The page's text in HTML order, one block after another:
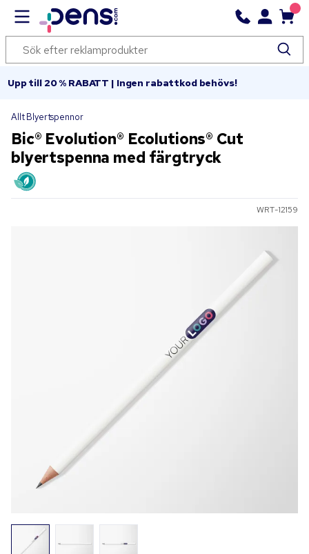
Upp till 20 % RABATT | Ingen rabattkod behövs!
Allt Blyertspennor
Bic® Evolution® Ecolutions® Cut
blyertspenna med färgtryck
WRT-12159